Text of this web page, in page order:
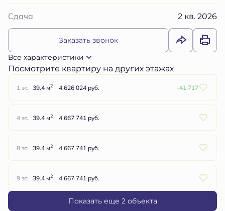
Сдача 2 кв. 2026
Заказать звонок
Все характеристики
Посмотрите квартиру на других этажах
1 эт. 39.4 м2 4 626 024 руб. -41 717
4 эт. 39.4 м2 4 667 741 руб.
8 эт. 39.4 м2 4 667 741 руб.
9 эт. 39.4 м2 4 667 741 руб.
Показать еще 2 объектa